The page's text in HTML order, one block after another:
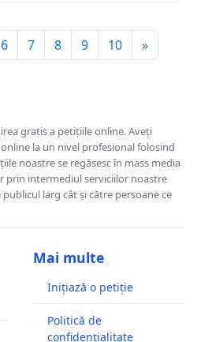
6 7 8 9 10 »
gratis a petițiile online. Aveți
la un nivel profesional folosind
noastre se regăsesc în mass media
prin intermediul serviciilor noastre
larg cât și către persoane ce
Mai multe
Inițiază o petiție
Politică de
confidențialitate